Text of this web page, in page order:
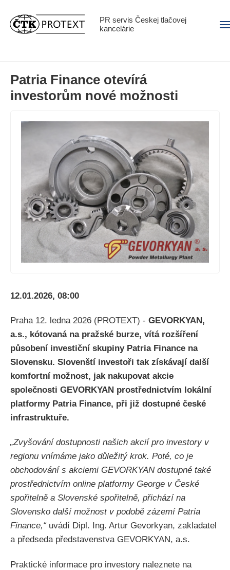
PR servis Českej tlačovej
kancelárie
Patria Finance otevírá
investorům nové možnosti
12.01.2026, 08:00
Praha 12. ledna 2026 (PROTEXT) - GEVORKYAN,
a.s., kótovaná na pražské burze, vítá rozšíření
působení investiční skupiny Patria Finance na
Slovensku. Slovenští investoři tak získávají další
komfortní možnost, jak nakupovat akcie
společnosti GEVORKYAN prostřednictvím lokální
platformy Patria Finance, při již dostupné české
infrastruktuře.
„Zvyšování dostupnosti našich akcií pro investory v
regionu vnímáme jako důležitý krok. Poté, co je
obchodování s akciemi GEVORKYAN dostupné také
prostřednictvím online platformy George v České
spořitelně a Slovenské spořitelně, přichází na
Slovensko další možnost v podobě zázemí Patria
Finance,“ uvádí Dipl. Ing. Artur Gevorkyan, zakladatel
a předseda představenstva GEVORKYAN, a.s.
Praktické informace pro investory naleznete na